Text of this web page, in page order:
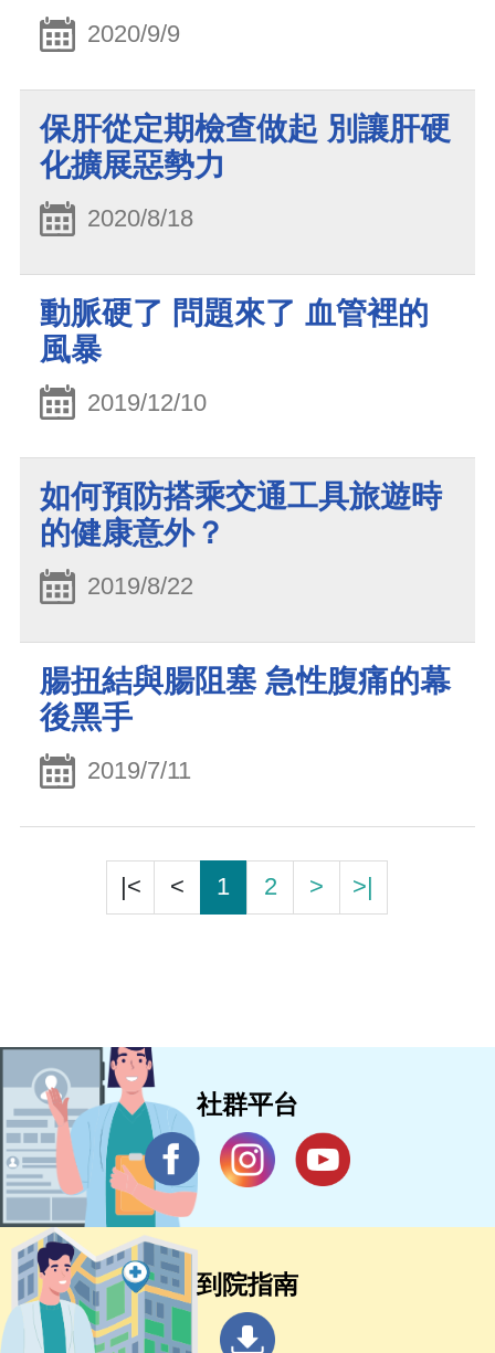
2020/9/9
保肝從定期檢查做起 別讓肝硬
化擴展惡勢力
2020/8/18
動脈硬了 問題來了 血管裡的
風暴
2019/12/10
如何預防搭乘交通工具旅遊時
的健康意外？
2019/8/22
腸扭結與腸阻塞 急性腹痛的幕
後黑手
2019/7/11
|< < 1 2 > >|
社群平台
到院指南